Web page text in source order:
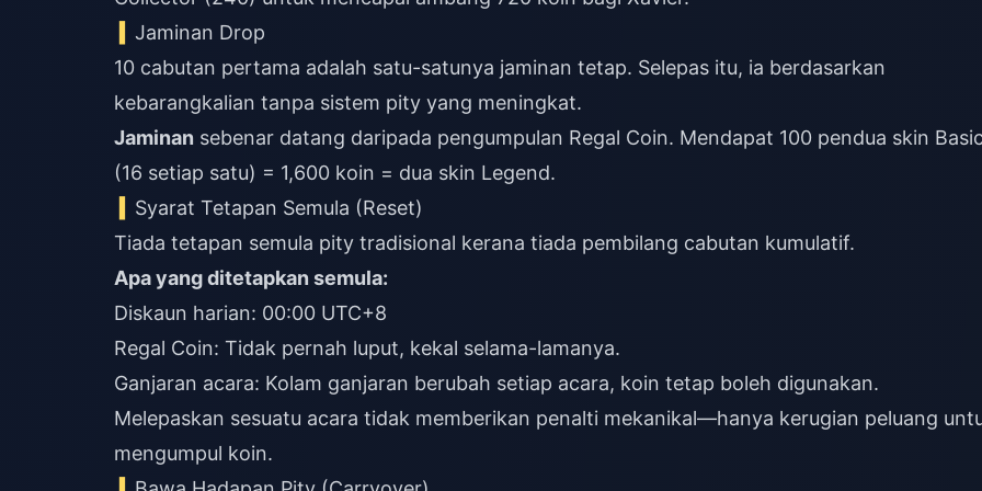
Jaminan Drop
10 cabutan pertama adalah satu-satunya jaminan tetap. Selepas itu, ia berdasarkan
kebarangkalian tanpa sistem pity yang meningkat.
Jaminan sebenar datang daripada pengumpulan Regal Coin. Mendapat 100 pendua skin
(16 setiap satu) = 1,600 koin = dua skin Legend.
Syarat Tetapan Semula (Reset)
Tiada tetapan semula pity tradisional kerana tiada pembilang cabutan kumulatif.
Apa yang ditetapkan semula:
Diskaun harian: 00:00 UTC+8
Regal Coin: Tidak pernah luput, kekal selama-lamanya.
Ganjaran acara: Kolam ganjaran berubah setiap acara, koin tetap boleh digunakan.
Melepaskan sesuatu acara tidak memberikan penalti mekanikal—hanya kerugian peluang
mengumpul koin.